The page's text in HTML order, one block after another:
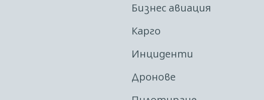
Бизнес авиация
Карго
Инциденти
Дронове